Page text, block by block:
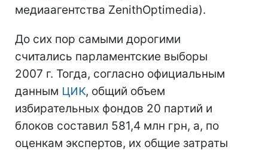
медиаагентства ZenithOptimedia).
До сих пор самыми дорогими
считались парламентские выборы
2007 г. Тогда, согласно официальным
данным ЦИК, общий объем
избирательных фондов 20 партий и
блоков составил 581,4 млн грн, а, по
оценкам экспертов, их общие затраты